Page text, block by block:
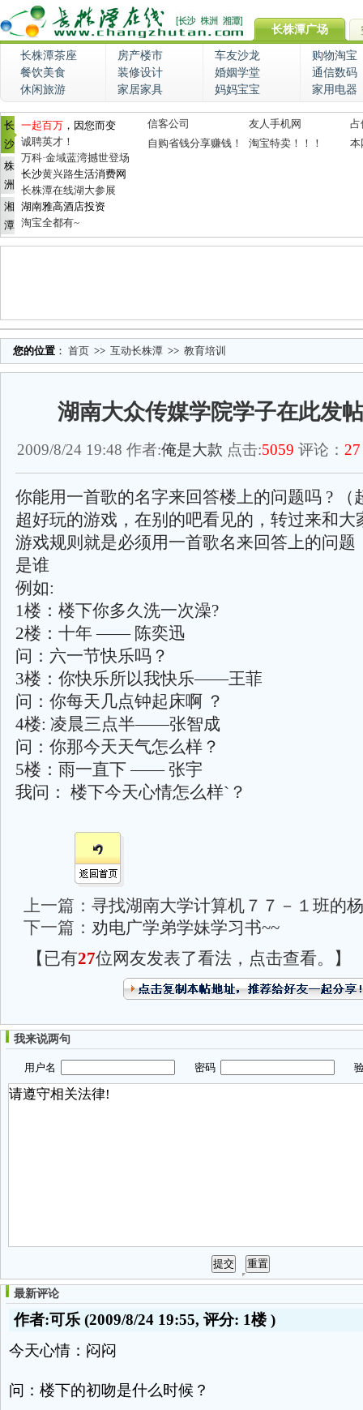
长株潭广场
长株潭茶座 房产楼市 车友沙龙
购物淘宝
餐饮美食
装修设计 婚姻学堂
通信数码
休闲旅游
家居家具 妈妈宝宝 家用电器
长
沙
株
洲
湘
潭
一起百万 ，因您而变
诚聘英才！
万科·金域蓝湾撼世登场
长沙黄兴路生活消费网
长株潭在线湖大参展
湖南雅高酒店投资
淘宝全都有~
信客公司 友人手机网
占
自购省钱分享赚钱！
淘宝特卖！！！ 本
您的位置 ： 首页 >> 互动长株潭 >> 教育培训
湖南大众传媒学院学子在此发
2009/8/24 19:48 作者:俺是大款 点击:5059 评论： 27
你能用一首歌的名字来回答楼上的问题吗 ? （
超好玩的游戏，在别的吧看见的，转过来和大
游戏规则就是必须用一首歌名来回答上的问题
是谁
例如:
1楼：楼下你多久洗一次澡?
2楼：十年 —— 陈奕迅
问：六一节快乐吗？
3楼：你快乐所以我快乐——王菲
问：你每天几点钟起床啊 ？
4楼: 凌晨三点半——张智成
问：你那今天天气怎么样？
5楼：雨一直下 —— 张宇
我问： 楼下今天心情怎么样`？
上一篇： 寻找湖南大学计算机７７－１班的
下一篇： 劝电广学弟学妹学习书~~
【已有27位网友发表了看法，点击查看。】
我来说两句
用户名 密码 验
最新评论
作者:可乐 (2009/8/24 19:55, 评分: 1楼)
今天心情：闷闷
问：楼下的初吻是什么时候？